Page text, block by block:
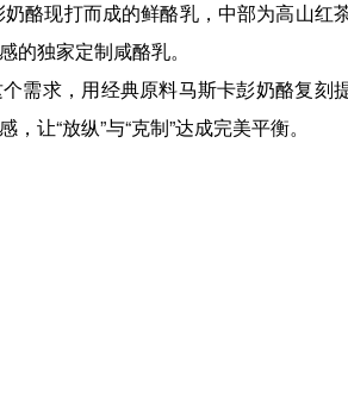
酪现打而成的鲜酪乳，中部为高山红
独家定制咸酪乳。
需求，用经典原料马斯卡彭奶酪复刻
让“放纵”与“克制”达成完美平衡。